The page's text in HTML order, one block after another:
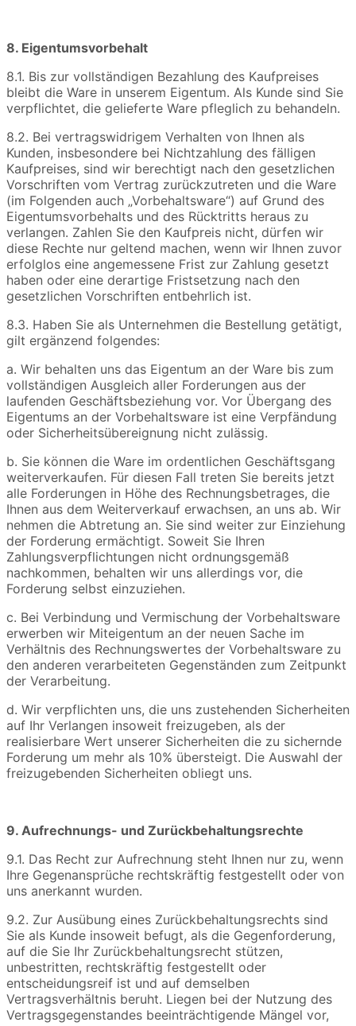
8. Eigentumsvorbehalt
8.1. Bis zur vollständigen Bezahlung des Kaufpreises
bleibt die Ware in unserem Eigentum. Als Kunde sind Sie
verpflichtet, die gelieferte Ware pfleglich zu behandeln.
8.2. Bei vertragswidrigem Verhalten von Ihnen als
Kunden, insbesondere bei Nichtzahlung des fälligen
Kaufpreises, sind wir berechtigt nach den gesetzlichen
Vorschriften vom Vertrag zurückzutreten und die Ware
(im Folgenden auch „Vorbehaltsware“) auf Grund des
Eigentumsvorbehalts und des Rücktritts heraus zu
verlangen. Zahlen Sie den Kaufpreis nicht, dürfen wir
diese Rechte nur geltend machen, wenn wir Ihnen zuvor
erfolglos eine angemessene Frist zur Zahlung gesetzt
haben oder eine derartige Fristsetzung nach den
gesetzlichen Vorschriften entbehrlich ist.
8.3. Haben Sie als Unternehmen die Bestellung getätigt,
gilt ergänzend folgendes:
a. Wir behalten uns das Eigentum an der Ware bis zum
vollständigen Ausgleich aller Forderungen aus der
laufenden Geschäftsbeziehung vor. Vor Übergang des
Eigentums an der Vorbehaltsware ist eine Verpfändung
oder Sicherheitsübereignung nicht zulässig.
b. Sie können die Ware im ordentlichen Geschäftsgang
weiterverkaufen. Für diesen Fall treten Sie bereits jetzt
alle Forderungen in Höhe des Rechnungsbetrages, die
Ihnen aus dem Weiterverkauf erwachsen, an uns ab. Wir
nehmen die Abtretung an. Sie sind weiter zur Einziehung
der Forderung ermächtigt. Soweit Sie Ihren
Zahlungsverpflichtungen nicht ordnungsgemäß
nachkommen, behalten wir uns allerdings vor, die
Forderung selbst einzuziehen.
c. Bei Verbindung und Vermischung der Vorbehaltsware
erwerben wir Miteigentum an der neuen Sache im
Verhältnis des Rechnungswertes der Vorbehaltsware zu
den anderen verarbeiteten Gegenständen zum Zeitpunkt
der Verarbeitung.
d. Wir verpflichten uns, die uns zustehenden Sicherheiten
auf Ihr Verlangen insoweit freizugeben, als der
realisierbare Wert unserer Sicherheiten die zu sichernde
Forderung um mehr als 10% übersteigt. Die Auswahl der
freizugebenden Sicherheiten obliegt uns.
9. Aufrechnungs- und Zurückbehaltungsrechte
9.1. Das Recht zur Aufrechnung steht Ihnen nur zu, wenn
Ihre Gegenansprüche rechtskräftig festgestellt oder von
uns anerkannt wurden.
9.2. Zur Ausübung eines Zurückbehaltungsrechts sind
Sie als Kunde insoweit befugt, als die Gegenforderung,
auf die Sie Ihr Zurückbehaltungsrecht stützen,
unbestritten, rechtskräftig festgestellt oder
entscheidungsreif ist und auf demselben
Vertragsverhältnis beruht. Liegen bei der Nutzung des
Vertragsgegenstandes beeinträchtigende Mängel vor,